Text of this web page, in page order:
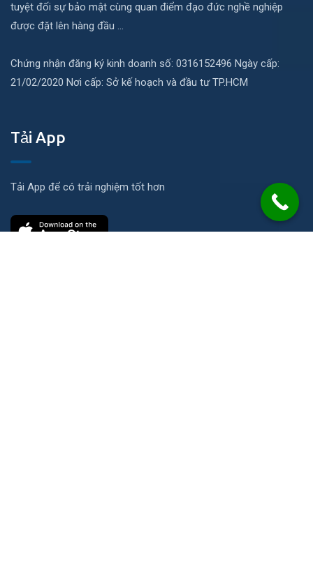
tuyệt đối sự bảo mật cùng quan điểm đạo đức nghề nghiệp
được đặt lên hàng đầu ...
Chứng nhận đăng ký kinh doanh số: 0316152496 Ngày cấp:
21/02/2020 Nơi cấp: Sở kế hoạch và đầu tư TP.HCM
Tải App
Tải App để có trải nghiệm tốt hơn